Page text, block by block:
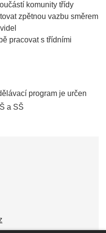
komunity třídy
zpětnou vazbu směrem
pracovat s třídními
program je určen
a SŠ